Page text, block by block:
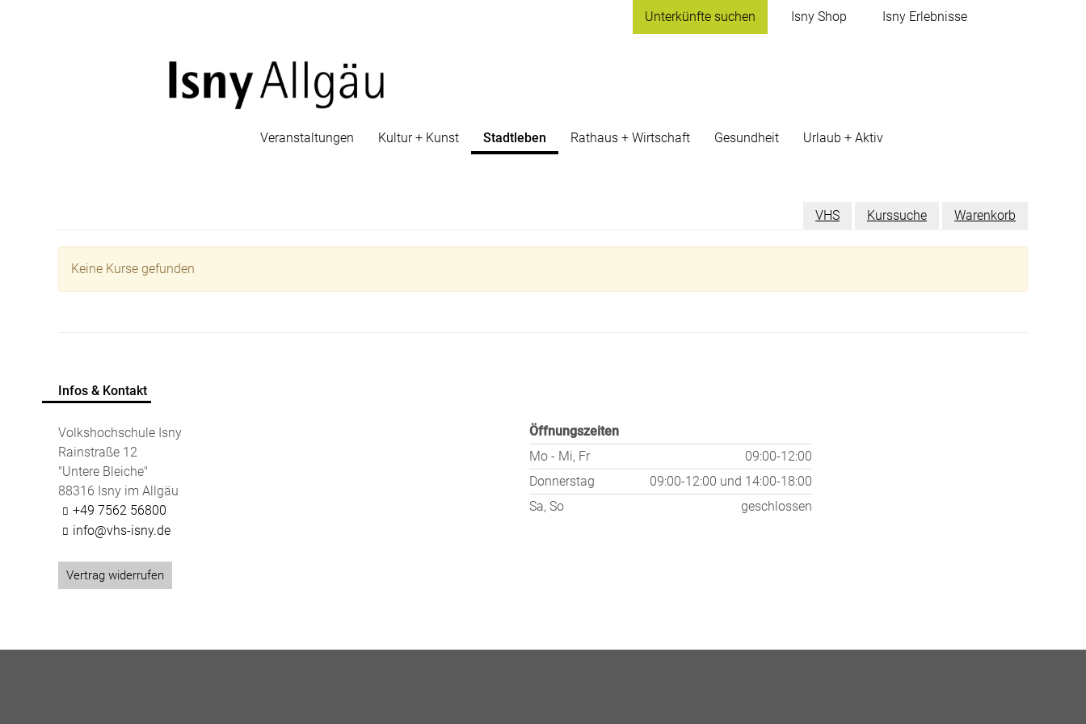
Unterkünfte suchen Isny Shop Isny Erlebnisse
Veranstaltungen Kultur + Kunst Stadtleben Rathaus + Wirtschaft Gesundheit Urlaub + Aktiv
VHS Kurssuche Warenkorb
Keine Kurse gefunden
Infos & Kontakt
Volkshochschule Isny
Rainstraße 12
"Untere Bleiche"
88316 Isny im Allgäu
+49 7562 56800
info@vhs-isny.de
Vertrag widerrufen
Öffnungszeiten
Mo - Mi, Fr
09:00-12:00
Donnerstag
09:00-12:00 und 14:00-18:00
Sa, So
geschlossen